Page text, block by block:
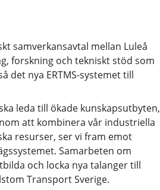
samverkansavtal mellan Luleå
forskning och tekniskt stöd som
det nya ERTMS-systemet till
leda till ökade kunskapsutbyten,
att kombinera vår industriella
resurser, ser vi fram emot
Samarbeten om
och locka nya talanger till
Transport Sverige.